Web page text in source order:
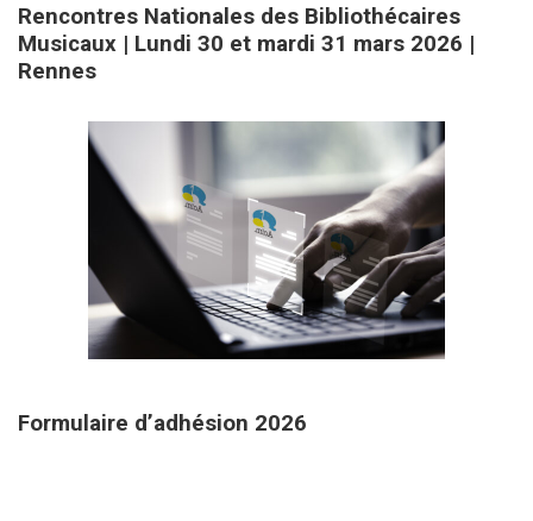
Rencontres Nationales des Bibliothécaires
Musicaux | Lundi 30 et mardi 31 mars 2026 |
Rennes
Formulaire d’adhésion 2026